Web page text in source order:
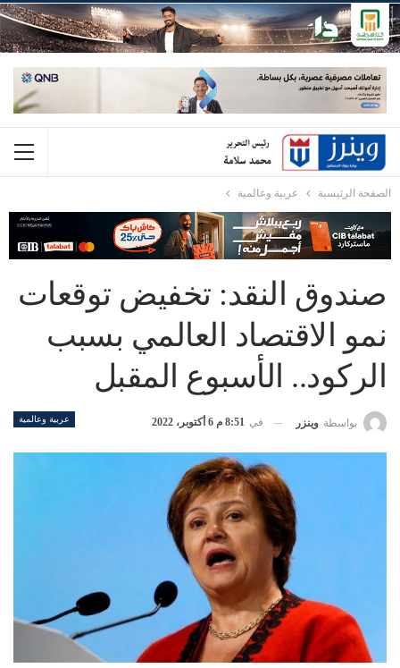
الصفحة الرئيسية عربية وعالمية
صندوق النقد: تخفيض توقعات
نمو الاقتصاد العالمي بسبب
الركود.. الأسبوع المقبل
عربية وعالمية بواسطة وينزر في 8:51 م 6 أكتوبر، 2022